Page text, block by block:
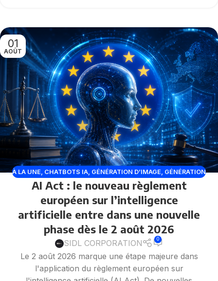
01
AOÛT
À LA UNE CHATBOTS IA GÉNÉRATION D’IMAGE GÉNÉRATION
DE CODE,GÉNÉRATION VIDÉO,IA EN ENTREPRISE,IA
INTELLIGENCE ARTIFICIELLE
AI Act : le nouveau règlement
européen sur l’intelligence
artificielle entre dans une nouvelle
phase dès le 2 août 2026
SIDL CORPORATION 0
Le 2 août 2026 marque une étape majeure dans
l'application du règlement européen sur